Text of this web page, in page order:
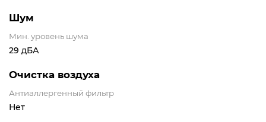
Шум
Мин. уровень шума
29 дБА
Очистка воздуха
Антиаллергенный фильтр
Нет